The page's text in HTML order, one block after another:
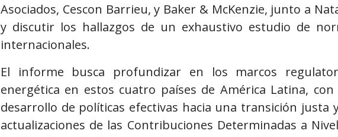
Asociados, Cescon Barrieu, y Baker & McKenzie, junto a
y discutir los hallazgos de un exhaustivo estudio de
internacionales.
El informe busca profundizar en los marcos
energética en estos cuatro países de América Latina,
desarrollo de políticas efectivas hacia una transición justa
actualizaciones de las Contribuciones Determinadas a